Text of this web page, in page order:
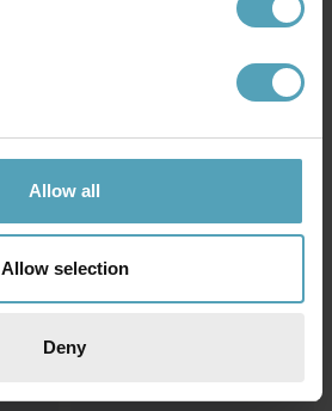
Allow all
Allow selection
Deny
BRILLIANT
Nalam 100cm taklampa